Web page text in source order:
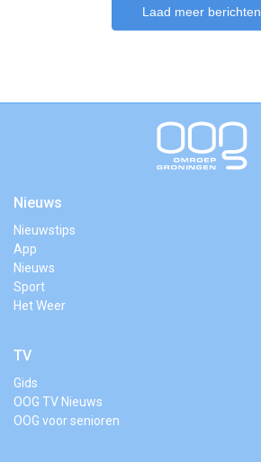
Laad meer berichten
Nieuws
Nieuwstips
App
Nieuws
Sport
Het Weer
TV
Gids
OOG TV Nieuws
OOG voor senioren